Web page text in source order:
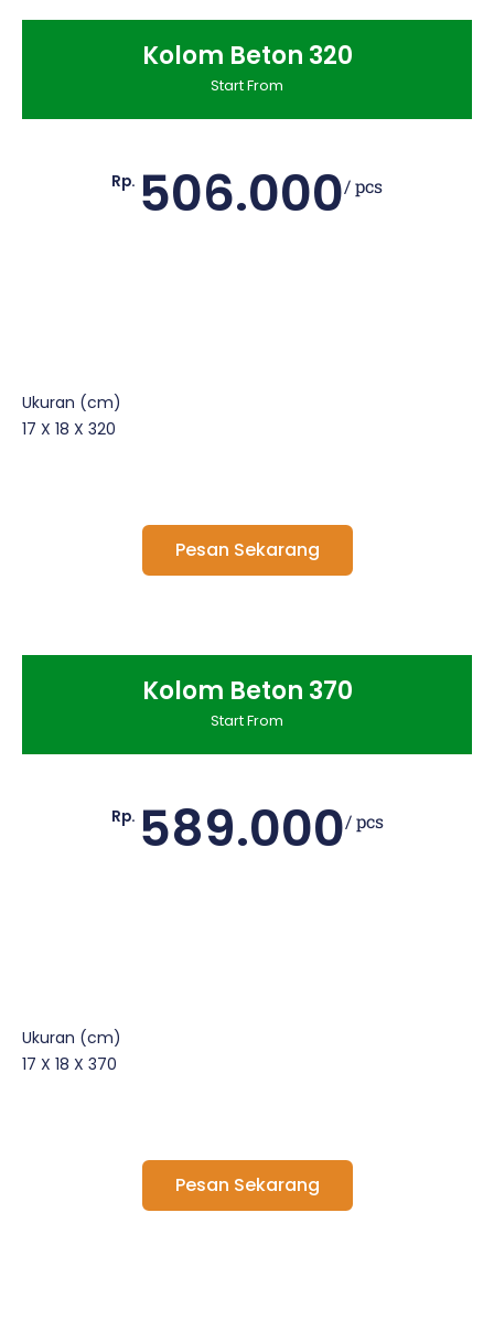
Kolom Beton 320
Start From
Rp. 506.000/ pcs
Ukuran (cm)
17 X 18 X 320
Pesan Sekarang
Kolom Beton 370
Start From
Rp. 589.000/ pcs
Ukuran (cm)
17 X 18 X 370
Pesan Sekarang